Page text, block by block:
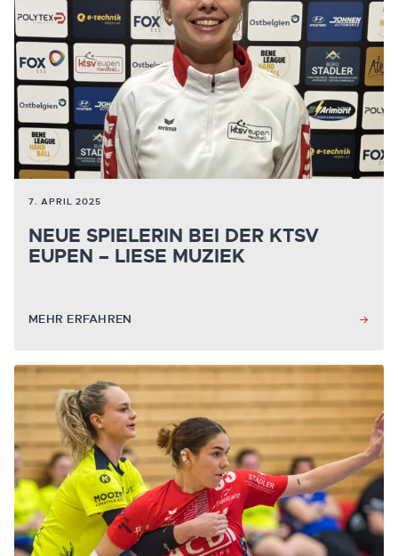
7. APRIL 2025
NEUE SPIELERIN BEI DER KTSV
EUPEN – LIESE MUZIEK
MEHR ERFAHREN